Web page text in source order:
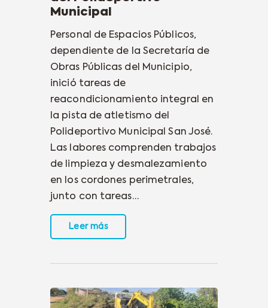
Municipal
Personal de Espacios Públicos,
dependiente de la Secretaría de
Obras Públicas del Municipio,
inició tareas de
reacondicionamiento integral en
la pista de atletismo del
Polideportivo Municipal San José.
Las labores comprenden trabajos
de limpieza y desmalezamiento
en los cordones perimetrales,
junto con tareas…
Leer más